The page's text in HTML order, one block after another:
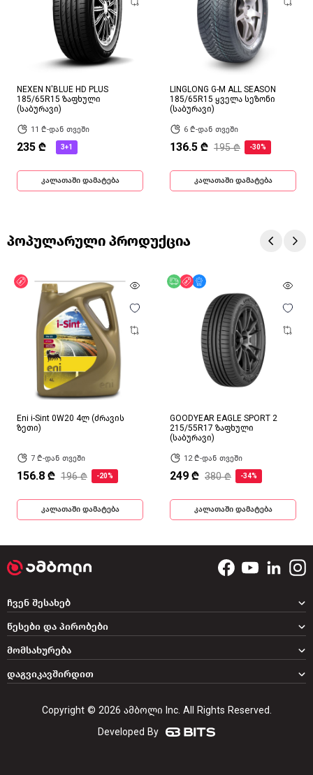
NEXEN N'BLUE HD PLUS
185/65R15 ზაფხული
(საბურავი)
11 ₾-დან თვეში
235 ₾ 3+1
კალათაში დამატება
LINGLONG G-M ALL SEASON
185/65R15 ყველა სეზონი
(საბურავი)
6 ₾-დან თვეში
136.5 ₾ 195 ₾ -30%
კალათაში დამატება
პოპულარული პროდუქცია
ფასდაკლება
Eni i-Sint 0W20 4ლ (ძრავის
ზეთი)
7 ₾-დან თვეში
156.8 ₾ 196 ₾ -20%
კალათაში დამატება
უფასო მიწოდება
ფასდაკლება
GOODYEAR EAGLE SPORT 2
215/55R17 ზაფხული
(საბურავი)
12 ₾-დან თვეში
249 ₾ 380 ₾ -34%
კალათაში დამატება
დაგვიკავშირდით
ჩვენ შესახებ
წესები და პირობები
მომსახურება
Copyright © 2026 ამბოლი Inc. All Rights Reserved.
Developed By